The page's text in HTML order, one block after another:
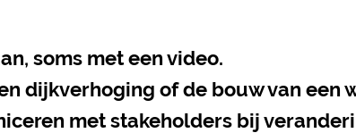
soms met een video.
dijkverhoging of de bouw van een
met stakeholders bij